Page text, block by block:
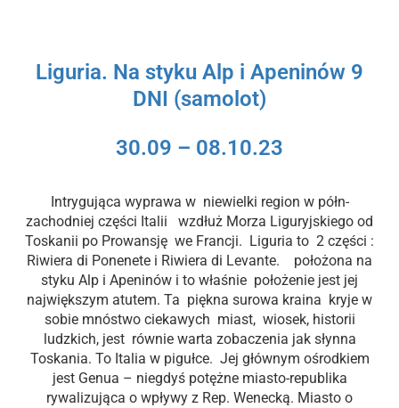
Liguria. Na styku Alp i Apeninów 9
DNI (samolot)
30.09 – 08.10.23
Intrygująca wyprawa w niewielki region w półn-
zachodniej części Italii wzdłuż Morza Liguryjskiego od
Toskanii po Prowansję we Francji. Liguria to 2 części :
Riwiera di Ponenete i Riwiera di Levante. położona na
styku Alp i Apeninów i to właśnie położenie jest jej
największym atutem. Ta piękna surowa kraina kryje w
sobie mnóstwo ciekawych miast, wiosek, historii
ludzkich, jest równie warta zobaczenia jak słynna
Toskania. To Italia w pigułce. Jej głównym ośrodkiem
jest Genua – niegdyś potężne miasto-republika
rywalizująca o wpływy z Rep. Wenecką. Miasto o